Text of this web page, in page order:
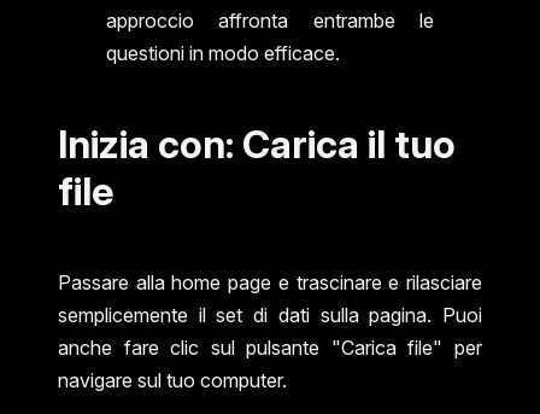
approccio affronta entrambe le
questioni in modo efficace.
Inizia con: Carica il tuo
file
Passare alla home page e trascinare e rilasciare
semplicemente il set di dati sulla pagina. Puoi
anche fare clic sul pulsante "Carica file" per
navigare sul tuo computer.